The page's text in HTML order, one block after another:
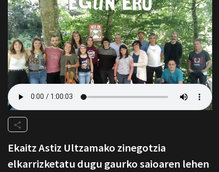
Ekaitz Astiz Ultzamako zinegotzia
elkarrizketatu dugu gaurko saioaren lehen